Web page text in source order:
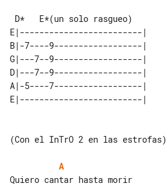
E|-------------------------|
B|-7----9------------------|
G|---7--9------------------|
D|---7--9------------------|
A|-5----7------------------|
(Con el InTrO 2 en las estrofas)
A